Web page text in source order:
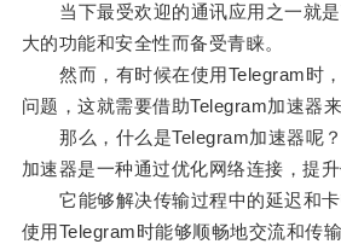
当下最受欢迎的通讯应用之一就是
大的功能和安全性而备受青睐。
然而，有时候在使用Telegram时，
问题，这就需要借助Telegram加速器来
那么，什么是Telegram加速器呢？
加速器是一种通过优化网络连接，提升
它能够解决传输过程中的延迟和卡
使用Telegram时能够顺畅地交流和传输